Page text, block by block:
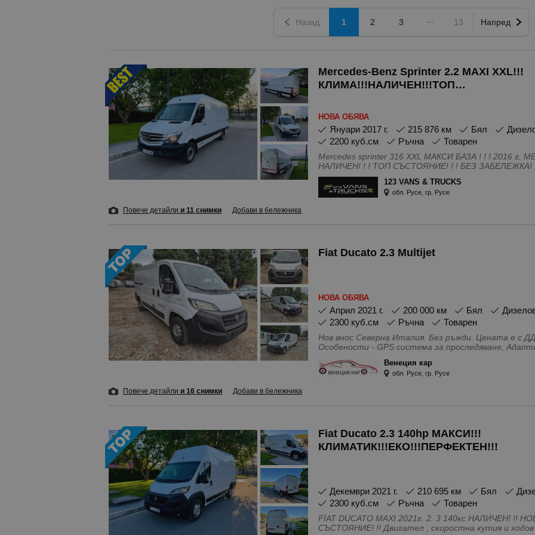
Назад 1 2 3 13 Напред
Mercedes-Benz Sprinter 2.2 MAXI XXL!!!
КЛИМА!!!НАЛИЧЕН!!!ТОП
НОВА ОБЯВА
януари 2017 г. 215 876 км Бял
2200 куб.см
Ръчна Товарен
Mercedes sprinter 316 XXL МАКСИ БАЗА ! ! ! 2016 г. MERCEDES-BENZ SPRINTER 316
НАЛИЧЕН! ! ! ТОП СЪСТОЯНИЕ! ! ! БЕЗ ЗАБЕЛЕЖКА! ! ! Изключително запазен автомобил!
Безупречно състояние! Без ръжди! Запазен салон - като нов! Идеален външен вид! -Maxi
-Навигация -Климатроник -Камера -Парктроник -Асистент на огледалата -ASR -ESP -ABS
-Дюшемета в товарното -LED осветление в
ВЕДНАГА! ВЪЗМОЖНОСТ ЗА ЛИЗИНГ ПРЕЗ ЛИЗИНГОВА КОМПАНИЯ! ВНОС НА ТОВАРНИ
Особености - Лизинг, С регистрация, Дълга база,
Климатик, Бордкомпютър, Ел. Огледала, Ел.
дъжд, Стерео уредба, Филтър за твърди частици,
123 VANS & TRUCKS
обл. Русе, гр. Русе
Повече детайли и 11 снимки Добави в бележника
Fiat Ducato 2.3 Multijet
НОВА ОБЯВА
април 2021 г. 200 000 км Бял
2300 куб.см
Ръчна Товарен
Нов внос Северна Италия. Без ръжди. Цената е с
Особености - GPS система за проследяване,
стабилизиране, Въздушни възглавници - Задни,
Предни, Система за динамична устойчивост,
Въздушни възглавници - Странични, Нов внос,
Врати, LED фарове, Аларма, Имобилайзер,
Бордкомпютър, Ел. Огледала, Ел. Стъкла, Ел.
Венеция кар
обл. Русе, гр. Русе
Повече детайли и 16 снимки Добави в бележника
Fiat Ducato 2.3 140hp МАКСИ!!!
КЛИМАТИК!!!ЕКО!!!ПЕРФЕКТЕН!!!
декември 2021 г. 210 695 км Бял
2300 куб.см
Ръчна Товарен
FIAT DUCATO MAXI 2021г. 2. 3 140кс НАЛИЧЕН! !! НОВ ВНОС! !! РЕГИСТРИРАН! !! ТОП
СЪСТОЯНИЕ! !! Двигател , скоростна кутия и ходов част - ИДЕАЛНИ! ! ! -Автоматични